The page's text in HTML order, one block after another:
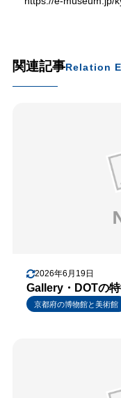
関連記事Relation
2026年6月19日
Gallery・DOTの
京都府の博物館と美術館